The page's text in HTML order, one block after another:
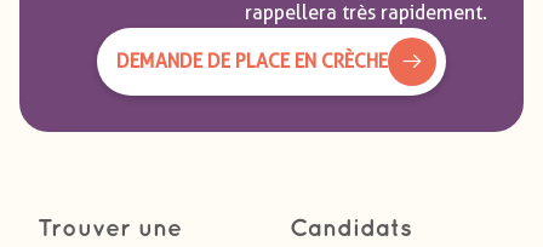
rappellera très rapidement.
DEMANDE DE PLACE EN CRÈCHE
Trouver une
Candidats